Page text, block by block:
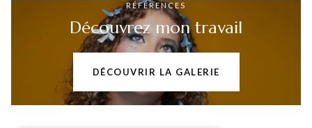
RÉFÉRENCES
Découvrez mon travail
DÉCOUVRIR LA GALERIE